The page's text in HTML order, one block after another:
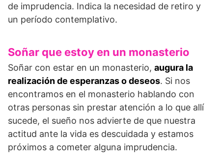
de imprudencia. Indica la necesidad de retiro y
un período contemplativo.
Soñar que estoy en un monasterio
Soñar con estar en un monasterio, augura la
realización de esperanzas o deseos. Si nos
encontramos en el monasterio hablando con
otras personas sin prestar atención a lo que allí
sucede, el sueño nos advierte de que nuestra
actitud ante la vida es descuidada y estamos
próximos a cometer alguna imprudencia.